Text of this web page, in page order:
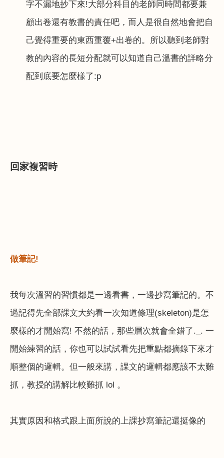
字不漏地抄下來!大部分科目的老師同時間都要兼
顧出卷還有教書的責任吧，而人是很自然地會把自
己覺得重要的東西重覆+出卷的。所以聽到老師對
教的內容的長短分配就可以知道自己溫書的詳略分
配到底要怎麼樣了:p
回家複習時
做筆記!
我每次溫習的習慣都是一邊看書，一邊抄寫筆記的。不
過記得先全部課文大約看一次知道條理(skeleton)是怎
麼樣的才開始寫! 不然的話，那些層次就會全錯了._. 一
開始練習的話，你也可以試試看先把重點都摘錄下來才
順整個的邏輯。但一般來講，課文的邏輯都應該不太難
抓，教授的講解比較難抓 lol 。
其實原因和格式跟上面所說的上課抄寫筆記還挺像的